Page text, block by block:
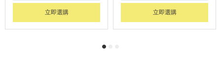
立即選購 立即選購